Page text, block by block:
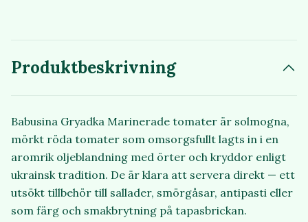
Produktbeskrivning
Babusina Gryadka Marinerade tomater är solmogna,
mörkt röda tomater som omsorgsfullt lagts in i en
aromrik oljeblandning med örter och kryddor enligt
ukrainsk tradition. De är klara att servera direkt — ett
utsökt tillbehör till sallader, smörgåsar, antipasti eller
som färg och smakbrytning på tapasbrickan.